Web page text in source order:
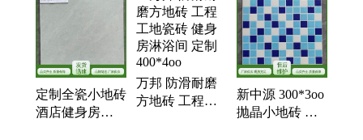
酒店工地瓷砖、抛光砖、釉面砖、地板砖
定制全瓷小地砖
酒店健身房
万邦 防滑耐磨
方地砖 工程工
新中源 300*3oo
抛晶小地砖 酒